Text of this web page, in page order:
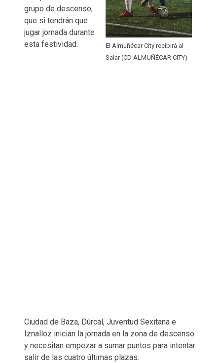
El Almuñécar City recibirá al
Salar (CD ALMUÑÉCAR CITY)
grupo de descenso,
que si tendrán que
jugar jornada durante
esta festividad.
Ciudad de Baza, Dúrcal, Juventud Sexitana e
Iznalloz inician la jornada en la zona de descenso
y necesitan empezar a sumar puntos para intentar
salir de las cuatro últimas plazas.